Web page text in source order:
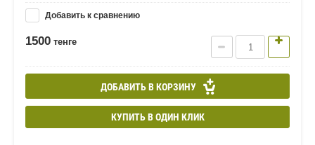
Добавить к сравнению
1500 тенге
ДОБАВИТЬ В КОРЗИНУ
КУПИТЬ В ОДИН КЛИК